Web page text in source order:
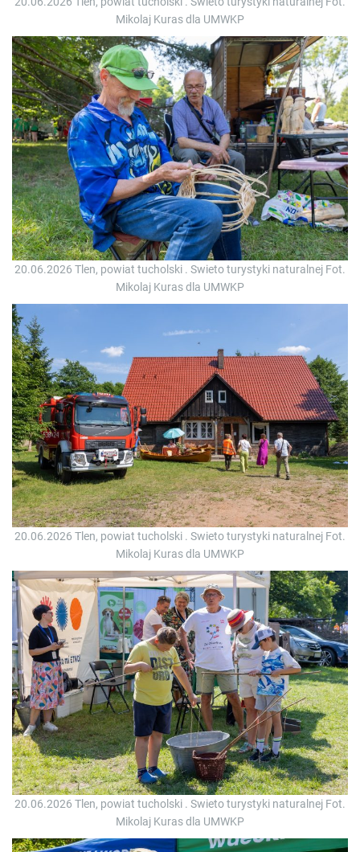
Mikolaj Kuras dla UMWKP
20.06.2026 Tlen, powiat tucholski . Swieto turystyki naturalnej Fot.
Mikolaj Kuras dla UMWKP
20.06.2026 Tlen, powiat tucholski . Swieto turystyki naturalnej Fot.
Mikolaj Kuras dla UMWKP
20.06.2026 Tlen, powiat tucholski . Swieto turystyki naturalnej Fot.
Mikolaj Kuras dla UMWKP